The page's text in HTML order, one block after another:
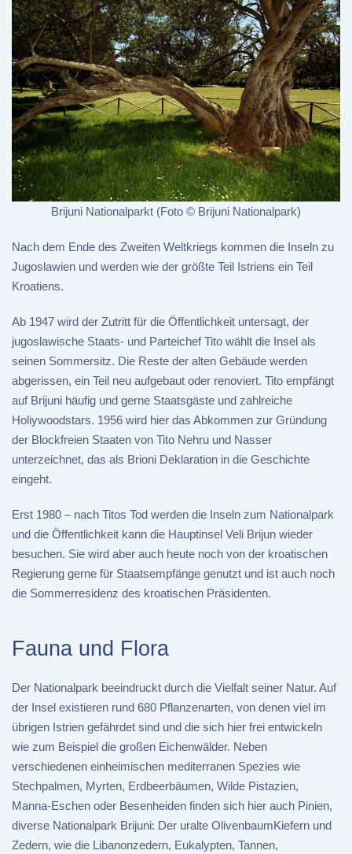
Brijuni Nationalparkt (Foto © Brijuni Nationalpark)
Nach dem Ende des Zweiten Weltkriegs kommen die Inseln zu
Jugoslawien und werden wie der größte Teil Istriens ein Teil
Kroatiens.
Ab 1947 wird der Zutritt für die Öffentlichkeit untersagt, der
jugoslawische Staats- und Parteichef Tito wählt die Insel als
seinen Sommersitz. Die Reste der alten Gebäude werden
abgerissen, ein Teil neu aufgebaut oder renoviert. Tito empfängt
auf Brijuni häufig und gerne Staatsgäste und zahlreiche
Holiywoodstars. 1956 wird hier das Abkommen zur Gründung
der Blockfreien Staaten von Tito Nehru und Nasser
unterzeichnet, das als Brioni Deklaration in die Geschichte
eingeht.
Erst 1980 – nach Titos Tod werden die Inseln zum Nationalpark
und die Öffentlichkeit kann die Hauptinsel Veli Brijun wieder
besuchen. Sie wird aber auch heute noch von der kroatischen
Regierung gerne für Staatsempfänge genutzt und ist auch noch
die Sommerresidenz des kroatischen Präsidenten.
Fauna und Flora
Der Nationalpark beeindruckt durch die Vielfalt seiner Natur. Auf
der Insel existieren rund 680 Pflanzenarten, von denen viel im
übrigen Istrien gefährdet sind und die sich hier frei entwickeln
wie zum Beispiel die großen Eichenwälder. Neben
verschiedenen einheimischen mediterranen Spezies wie
Stechpalmen, Myrten, Erdbeerbäumen, Wilde Pistazien,
Manna-Eschen oder Besenheiden finden sich hier auch Pinien,
diverse Nationalpark Brijuni: Der uralte OlivenbaumKiefern und
Zedern, wie die Libanonzedern, Eukalypten, Tannen,